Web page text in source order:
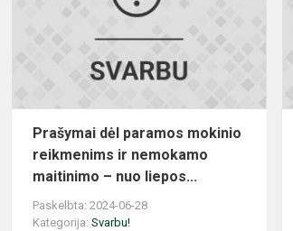
Prašymai dėl paramos mokinio
reikmenims ir nemokamo
maitinimo – nuo liepos...
Paskelbta: 2024-06-28
Kategorija:Svarbu!